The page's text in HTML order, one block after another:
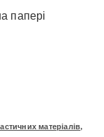
папері
матеріалів,